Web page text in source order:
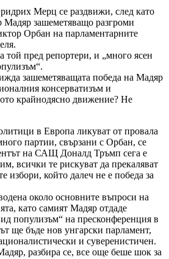
Мерц се раздвижи, след като
Мадяр зашеметяващо разгроми
Орбан на парламентарните
той пред репортери, и „много ясен
зашеметяващата победа на Мадяр
консерватизъм и
крайнодясно движение? Не
в Европа ликуват от провала
партии, свързани с Орбан, се
на САЩ Доналд Тръмп сега е
всички те рискуват да прекаляват
избори, който далеч не е победа за
около основните въпроси на
като самият Мадяр отдаде
популизъм“ на пресконференция в
ще бъде нов унгарски парламент,
и суверенистичен.
разбира се, все още беше шок за